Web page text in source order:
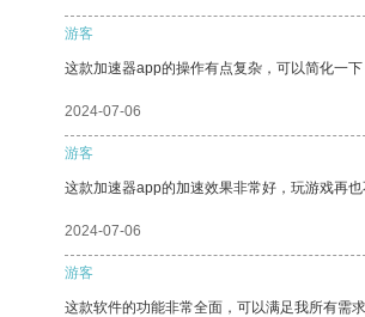
游客
这款加速器app的操作有点复杂，可以简化一下
2024-07-06
游客
这款加速器app的加速效果非常好，玩游戏再
2024-07-06
游客
这款软件的功能非常全面，可以满足我所有需求